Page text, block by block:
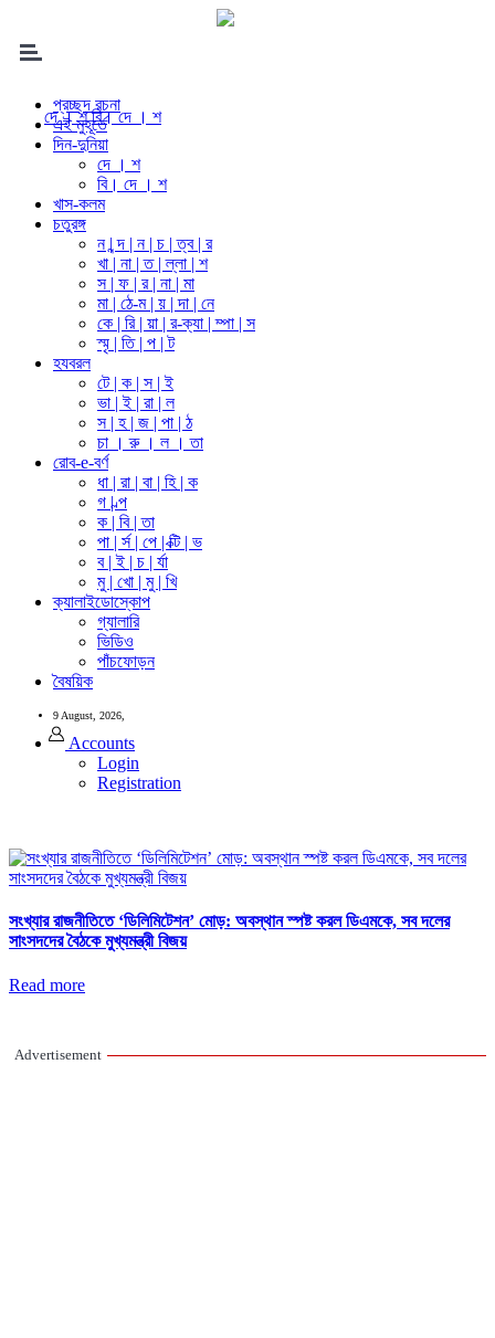
প্রচ্ছদ রচনা
এই মুহূর্তে
দিন-দুনিয়া
দে । শ
বি। দে । শ
খাস-কলম
চতুরঙ্গ
ন | ন্দ | ন | চ | ত্ব | র
খা | না | ত | ল্লা | শ
স | ফ | র | না | মা
মা | ঠে-ম | য় | দা | নে
কে | রি | য়া | র-ক্যা | ম্পা | স
স্মৃ | তি | প | ট
হযবরল
টে | ক | স | ই
ভা | ই | রা | ল
স | হ | জ | পা | ঠ
চা । রু । ল । তা
রোব-e-বর্ণ
ধা | রা | বা | হি | ক
গ | ল্প
ক | বি | তা
পা | র্স | পে | ক্টি | ভ
ব | ই | চ | র্যা
মু | খো | মু | খি
ক্যালাইডোস্কোপ
গ্যালারি
ভিডিও
পাঁচফোড়ন
বৈষয়িক
9 August, 2026,
Accounts
Login
Registration
দে । শ বি। দে । শ
সংখ্যার রাজনীতিতে ‘ডিলিমিটেশন’ মোড়: অবস্থান স্পষ্ট করল ডিএমকে, সব দলের
সাংসদদের বৈঠকে মুখ্যমন্ত্রী বিজয়
Read more
Advertisement